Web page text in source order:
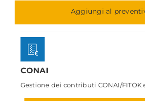
Aggiungi al
CONAI
Gestione dei contributi CONAI/FITOK